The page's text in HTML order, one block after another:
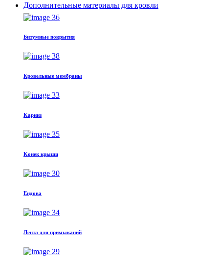
Дополнительные материалы для кровли
Битумные покрытия
Кровельные мембраны
Kарниз
Kонек крыши
Eндовa
Лента для примыканий